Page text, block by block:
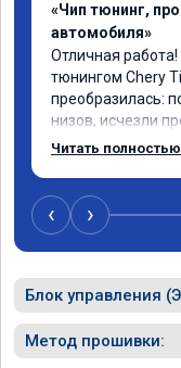
«Чип тюнинг,
автомобиля»
Отличная
тюнингом Chery
преобразилась:
низов, исчезли
Расход в
всем, кто
Читать полностью
‹ ›
Блок управления
Метод прошивки: